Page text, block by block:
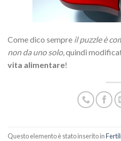
Come dico sempre il puzzle è
non da uno solo, quindi
vita alimentare!
Questo elemento è stato inserito in